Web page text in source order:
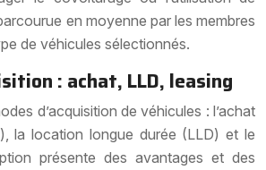
en moyenne par les membres
de véhicules sélectionnés.
: achat, LLD, leasing
d’acquisition de véhicules : l’achat
la location longue durée (LLD) et le
présente des avantages et des